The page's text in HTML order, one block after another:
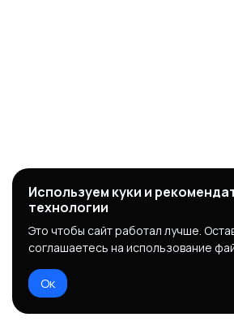
Используем куки и
технологии
Это чтобы сайт работал лучше.
соглашаетесь на использование
Ок